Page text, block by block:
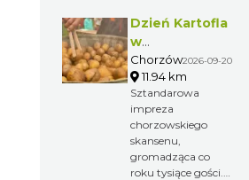
maratonów w
Dzień Kartofla
w
chorzowskim
skansenie
Chorzów2026-09-20
11.94 km
Sztandarowa
impreza
chorzowskiego
skansenu,
gromadząca co
roku tysiące gości.